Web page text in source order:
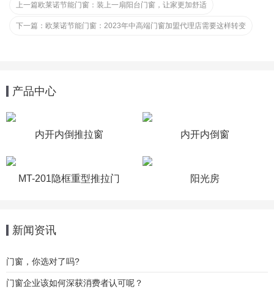
上一篇欧莱诺节能门窗：装上一扇阳台门窗，让家更加舒适
下一篇： 欧莱诺节能门窗：2023年中高端门窗加盟代理店需要这样转变
产品中心
内开内倒推拉窗 内开内倒窗
MT-201隐框重型推拉门 阳光房
新闻资讯
门窗，你选对了吗?
门窗企业该如何深获消费者认可呢？